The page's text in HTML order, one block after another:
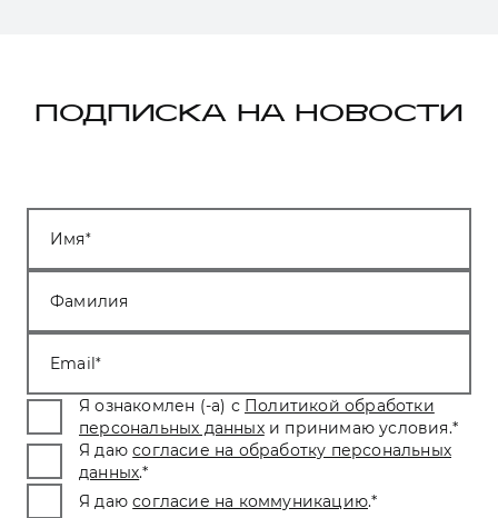
ПОДПИСКА НА НОВОСТИ
Имя
Фамилия
Email
Я ознакомлен (-а) с Политикой обработки
персональных данных и принимаю условия.*
Я даю согласие на обработку персональных
данных.*
Я даю согласие на коммуникацию.*